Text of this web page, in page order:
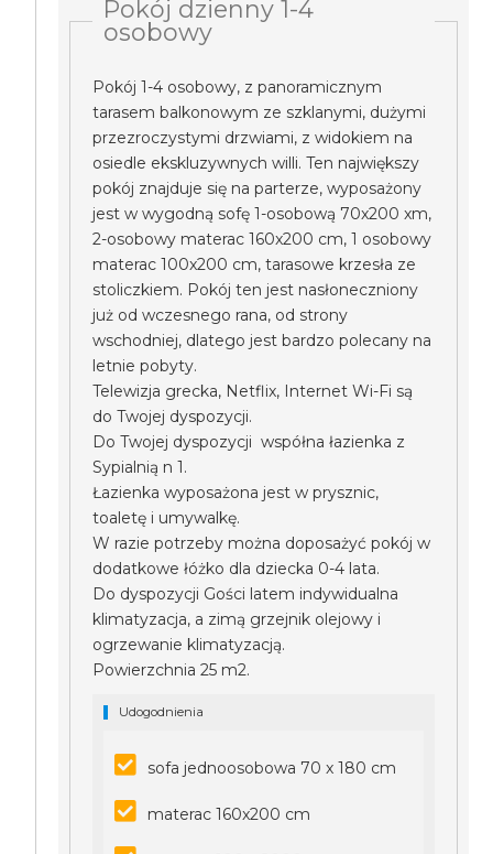
Pokój dzienny 1-4
osobowy
Pokój 1-4 osobowy, z panoramicznym
tarasem balkonowym ze szklanymi, dużymi
przezroczystymi drzwiami, z widokiem na
osiedle ekskluzywnych willi. Ten największy
pokój znajduje się na parterze, wyposażony
jest w wygodną sofę 1-osobową 70x200 xm,
2-osobowy materac 160x200 cm, 1 osobowy
materac 100x200 cm, tarasowe krzesła ze
stoliczkiem. Pokój ten jest nasłoneczniony
już od wczesnego rana, od strony
wschodniej, dlatego jest bardzo polecany na
letnie pobyty.
Telewizja grecka, Netflix, Internet Wi-Fi są
do Twojej dyspozycji.
Do Twojej dyspozycji współna łazienka z
Sypialnią n 1.
Łazienka wyposażona jest w prysznic,
toaletę i umywalkę.
W razie potrzeby można doposażyć pokój w
dodatkowe łóżko dla dziecka 0-4 lata.
Do dyspozycji Gości latem indywidualna
klimatyzacja, a zimą grzejnik olejowy i
ogrzewanie klimatyzacją.
Powierzchnia 25 m2.
Udogodnienia
sofa jednoosobowa 70 x 180 cm
materac 160x200 cm